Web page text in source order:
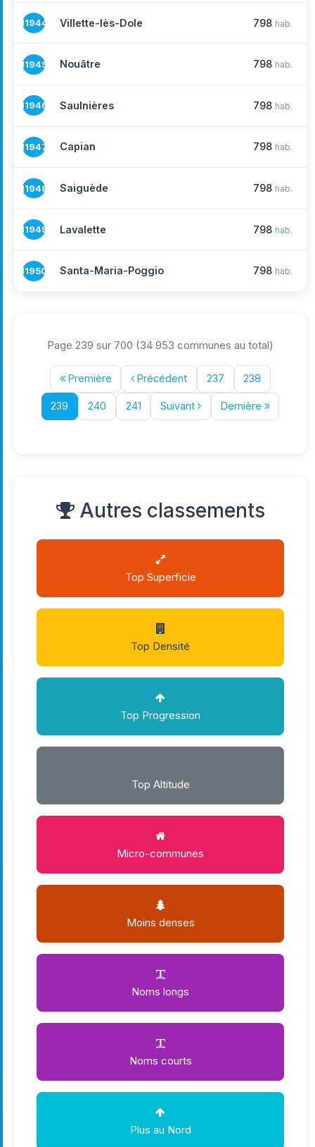
11944 Villette-lès-Dole 798 hab.
11945 Nouâtre 798 hab.
11946 Saulnières 798 hab.
11947 Capian 798 hab.
11948 Saiguède 798 hab.
11949 Lavalette 798 hab.
11950 Santa-Maria-Poggio 798 hab.
Page 239 sur 700 (34 953 communes au total)
Première Précédent 237 238
239 240 241 Suivant Dernière
Autres classements
Top Superficie
Top Densité
Top Progression
Top Altitude
Micro-communes
Moins denses
Noms longs
Noms courts
Plus au Nord